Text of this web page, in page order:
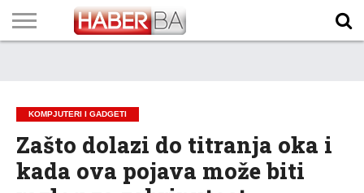
KOMPJUTERI I GADGETI
Zašto dolazi do titranja oka i
kada ova pojava može biti